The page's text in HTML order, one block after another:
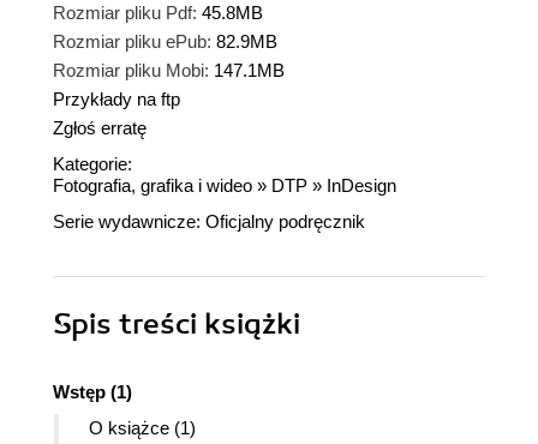
Rozmiar pliku Pdf: 45.8MB
Rozmiar pliku ePub: 82.9MB
Rozmiar pliku Mobi: 147.1MB
Przykłady na ftp
Zgłoś erratę
Kategorie:
Fotografia, grafika i wideo » DTP » InDesign
Serie wydawnicze: Oficjalny podręcznik
Spis treści książki
Wstęp (1)
O książce (1)